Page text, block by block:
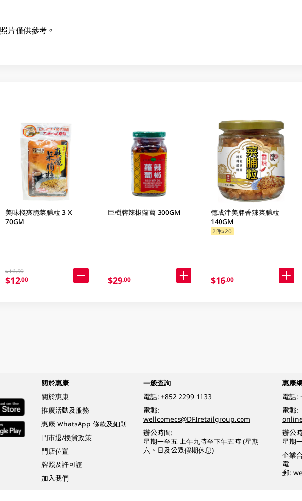
照片僅供參考。
美味棧爽脆菜脯粒 3 X
70GM
$16.50
$12.00
巨樹牌辣椒蘿蔔 300GM
$29.00
德成津美牌香辣菜脯粒
140GM
2件$20
$16.00
關於惠康
關於惠康
推廣活動及服務
惠康 WhatsApp 條款及細則
門市退/換貨政策
門店位置
牌照及許可證
加入我們
一般查詢
電話: +852 2299 1133
電郵:
wellcomecs@DFIretailgroup.com
辦公時間:
星期一至五 上午九時至下午五時 (星期
六、日及公眾假期休息)
惠康
電話:
電郵:
辦公
星期
企業
電
郵: